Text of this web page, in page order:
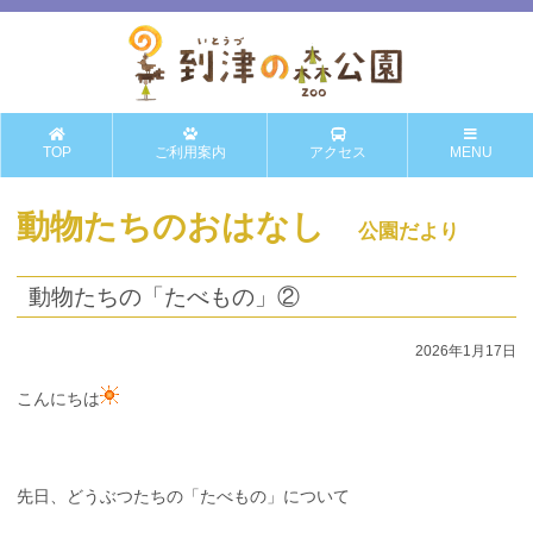
TOP ご利用案内 アクセス MENU
動物たちのおはなし 公園だより
動物たちの「たべもの」②
2026年1月17日
こんにちは
先日、どうぶつたちの「たべもの」について